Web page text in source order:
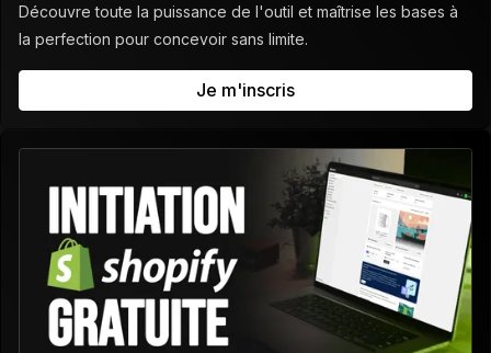
Découvre toute la puissance de l'outil et maîtrise les bases à
la perfection pour concevoir sans limite.
Je m'inscris